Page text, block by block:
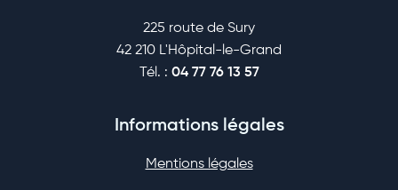
225 route de Sury
42 210 L'Hôpital-le-Grand
Tél. : 04 77 76 13 57
Informations légales
Mentions légales